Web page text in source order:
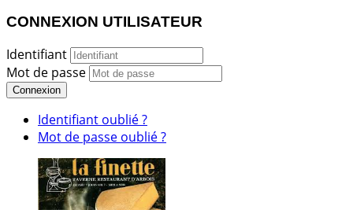
CONNEXION UTILISATEUR
Identifiant
Mot de passe
Connexion
Identifiant oublié ?
Mot de passe oublié ?